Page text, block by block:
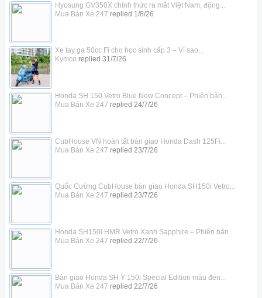
Hyosung GV350X chính thức ra mắt Việt Nam, động...
Mua Bán Xe 247 replied 1/8/26
Xe tay ga 50cc Fi cho học sinh cấp 3 – Vì sao...
Kymco replied 31/7/26
Honda SH 150 Vetro Blue New Concept – Phiên bản...
Mua Bán Xe 247 replied 24/7/26
CubHouse VN hoàn tất bàn giao Honda Dash 125Fi...
Mua Bán Xe 247 replied 23/7/26
Quốc Cường CubHouse bàn giao Honda SH150i Vetro...
Mua Bán Xe 247 replied 23/7/26
Honda SH150i HMR Vetro Xanh Sapphire – Phiên bản...
Mua Bán Xe 247 replied 22/7/26
Bàn giao Honda SH Ý 150i Special Edition màu đen...
Mua Bán Xe 247 replied 22/7/26